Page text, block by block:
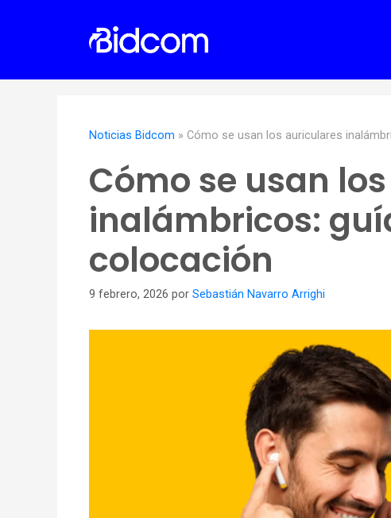
Noticias Bidcom » Cómo se usan los auriculares
Cómo se usan
inalámbricos:
colocación
9 febrero, 2026 por Sebastián Navarro Arrighi